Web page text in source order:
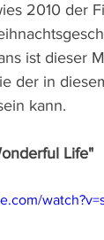
2010 der
ist dieser
der in
kann.
Life"